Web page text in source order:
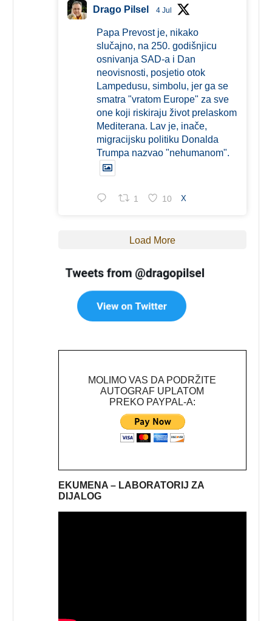
Drago Pilsel 4 Jul
Papa Prevost je, nikako
slučajno, na 250. godišnjicu
osnivanja SAD-a i Dan
neovisnosti, posjetio otok
Lampedusu, simbolu, jer ga se
smatra "vratom Europe" za sve
one koji riskiraju život prelaskom
Mediterana. Lav je, inače,
migracijsku politiku Donalda
Trumpa nazvao "nehumanom".
1 10 X
Load More
MOLIMO VAS DA PODRŽITE
AUTOGRAF UPLATOM
PREKO PAYPAL-A:
EKUMENA – LABORATORIJ ZA
DIJALOG